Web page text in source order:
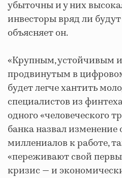
убыточны и у них
инвесторы вряд ли
объясняет он.
«Крупным, устойчивым
продвинутым в
будет легче хантить
специалистов из
одного «человеческого
банка назвал
миллениалов к работе,
«переживают свой
кризис — и